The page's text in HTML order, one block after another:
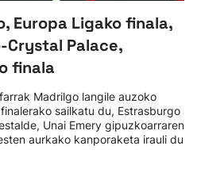
Europa Ligako finala,
Crystal Palace,
finala
Madrilgo langile auzoko
sailkatu du, Estrasburgo
Unai Emery gipuzkoarraren
aurkako kanporaketa irauli du